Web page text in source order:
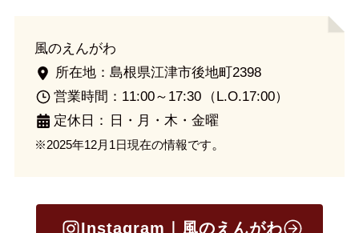
風のえんがわ
所在地：島根県江津市後地町2398
営業時間：11:00～17:30 （L.O.17:00）
定休日：
日・月・木・金曜
※2025年12月1日現在の情報です。
Instagram｜風のえんがわ